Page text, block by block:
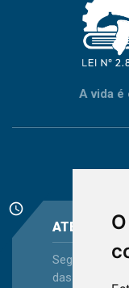
A vida é
schedule
Segunda-feira
das 13:30 às